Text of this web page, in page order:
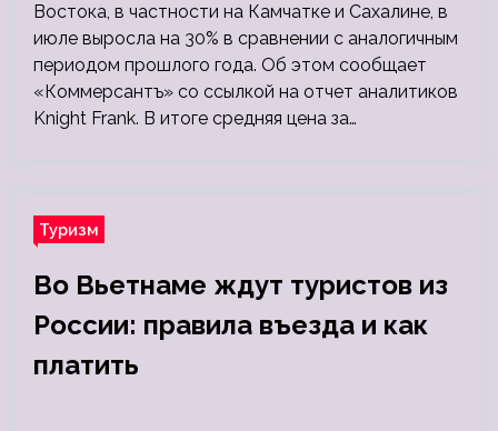
Востока, в частности на Камчатке и Сахалине, в
июле выросла на 30% в сравнении с аналогичным
периодом прошлого года. Об этом сообщает
«Коммерсантъ» со ссылкой на отчет аналитиков
Knight Frank. В итоге средняя цена за…
Туризм
Во Вьетнаме ждут туристов из
России: правила въезда и как
платить